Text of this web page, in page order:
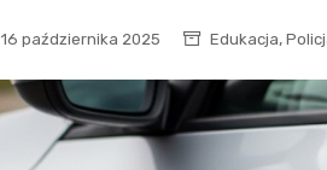
16 października 2025 Edukacja,